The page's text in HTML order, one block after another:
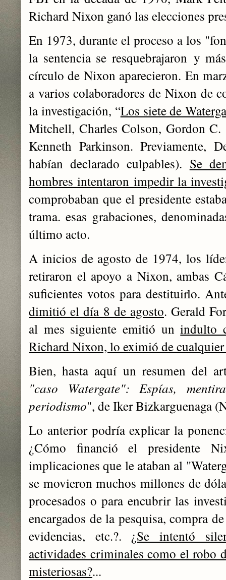
Richard Nixon ganó las elecciones
En 1973, durante el proceso a los
la sentencia se resquebrajaron y
círculo de Nixon aparecieron. En
a varios colaboradores de Nixon de
la investigación, “Los siete de
Mitchell, Charles Colson, Gordon
Kenneth Parkinson. Previamente,
habían declarado culpables). Se
hombres intentaron impedir la
comprobaban que el presidente
trama. esas grabaciones,
último acto.
A inicios de agosto de 1974, los
retiraron el apoyo a Nixon, ambas
suficientes votos para destituirlo.
dimitió el día 8 de agosto. Gerald
al mes siguiente emitió unindulto
Richard Nixon, lo eximió de cualquier
Bien, hasta aquí un resumen del
"caso Watergate": Espías,
periodismo", de Iker Bizkarguenaga
Lo anterior podría explicar la
¿Cómo financió el presidente
implicaciones que le ataban al
se movieron muchos millones de
procesados o para encubrir las
encargados de la pesquisa, compra
evidencias, etc.?. ¿Se intentó
actividades criminales como el robo
misteriosas?...